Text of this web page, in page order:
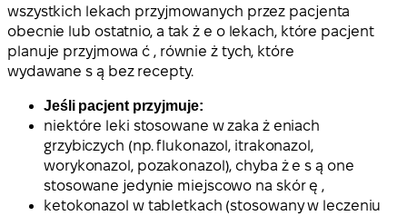
wszystkich lekach przyjmowanych przez pacjenta
obecnie lub ostatnio, a tak ż e o lekach, które pacjent
planuje przyjmowa ć , równie ż tych, które
wydawane s ą bez recepty.
Jeśli pacjent przyjmuje:
niektóre leki stosowane w zaka ż eniach
grzybiczych (np. flukonazol, itrakonazol,
worykonazol, pozakonazol), chyba ż e s ą one
stosowane jedynie miejscowo na skór ę ,
ketokonazol w tabletkach (stosowany w leczeniu